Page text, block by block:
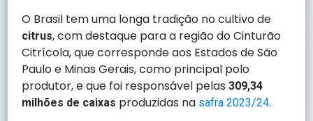
O Brasil tem uma longa tradição no cultivo de
citrus, com destaque para a região do Cinturão
Citrícola, que corresponde aos Estados de São
Paulo e Minas Gerais, como principal polo
produtor, e que foi responsável pelas309,34
milhões de caixas produzidas na safra 2023/24.